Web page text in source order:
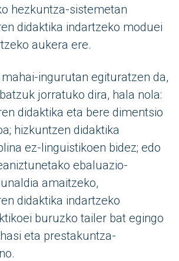
hezkuntza-sistemetan
didaktika indartzeko moduei
aukera ere.
ingurutan egituratzen da,
jorratuko dira, hala nola:
didaktika eta bere dimentsio
hizkuntzen didaktika
ez-linguistikoen bidez; edo
ebaluazio-
amaitzeko,
didaktika indartzeko
buruzko tailer bat egingo
eta prestakuntza-